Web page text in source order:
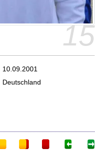
15
10.09.2001
Deutschland